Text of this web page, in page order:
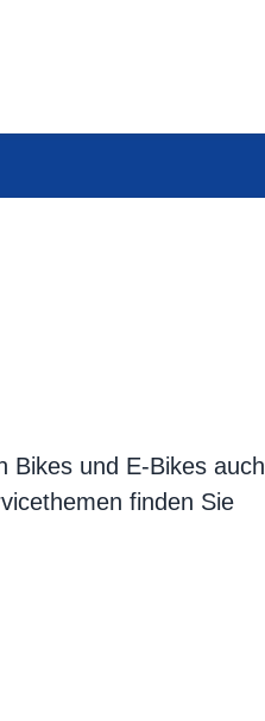
Bikes und E-Bikes auch
finden Sie